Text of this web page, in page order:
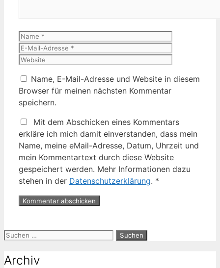
Name
Name, E-Mail-Adresse und Website in diesem
Browser für meinen nächsten Kommentar
speichern.
Mit dem Abschicken eines Kommentars
erkläre ich mich damit einverstanden, dass mein
Name, meine eMail-Adresse, Datum, Uhrzeit und
mein Kommentartext durch diese Website
gespeichert werden. Mehr Informationen dazu
stehen in der Datenschutzerklärung. *
Suche
Archiv